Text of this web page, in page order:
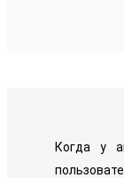
Когда у